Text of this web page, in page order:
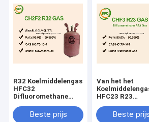
R32 Koelmiddelengas
HFC32
Difluoromethane
Beste prijs
Van het het
HFC23 R23
Kleurloze niet
Beste prijs